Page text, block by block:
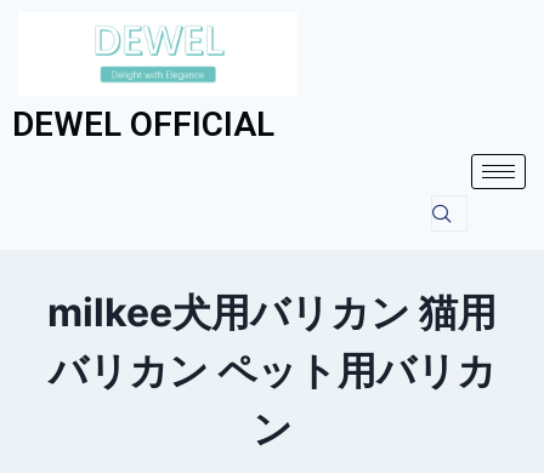
DEWEL OFFICIAL
milkee犬用バリカン 猫用
バリカン ペット用バリカ
ン